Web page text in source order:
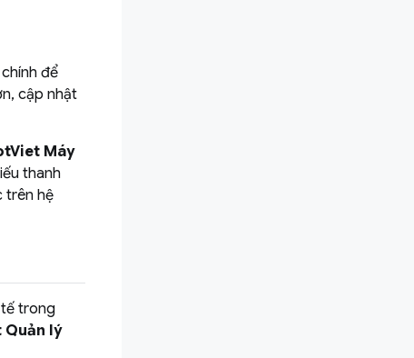
để
cập nhật
Máy
thanh
trên hệ
tế trong
Quản lý